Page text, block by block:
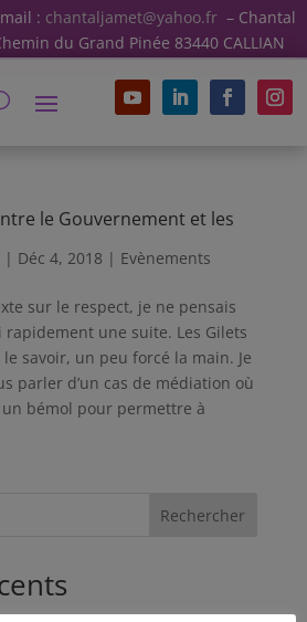
: chantaljamet@yahoo.fr – Chantal
du Grand Pinée 83440 CALLIAN
le Gouvernement et les
| Déc 4, 2018 | Evènements
sur le respect, je ne pensais
rapidement une suite. Les Gilets
le savoir, un peu forcé la main. Je
parler d’un cas de médiation où
bémol pour permettre à
Rechercher